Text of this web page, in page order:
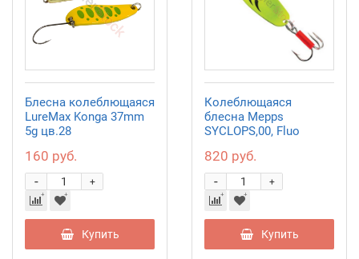
Блесна колеблющаяся
LureMax Konga 37mm
5g цв.28
160 руб.
+
-
Купить
Колеблющаяся
блесна Mepps
SYCLOPS,00, Fluo
820 руб.
+
-
Купить